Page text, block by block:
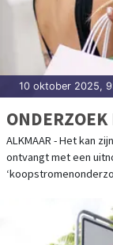
10 oktober 2025,
ONDERZOEK
ALKMAAR - Het kan
ontvangt met een